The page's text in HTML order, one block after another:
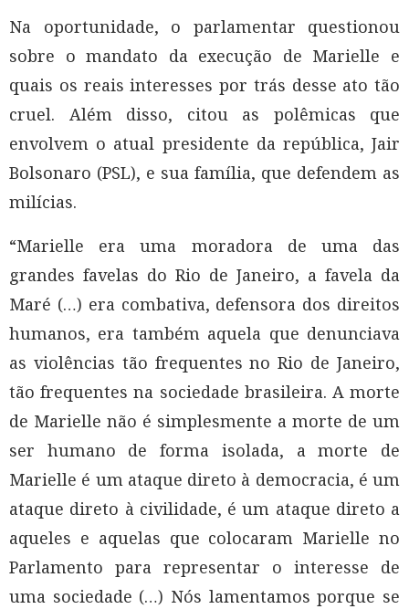
Na oportunidade, o parlamentar questionou
sobre o mandato da execução de Marielle e
quais os reais interesses por trás desse ato tão
cruel. Além disso, citou as polêmicas que
envolvem o atual presidente da república, Jair
Bolsonaro (PSL), e sua família, que defendem as
milícias.
“Marielle era uma moradora de uma das
grandes favelas do Rio de Janeiro, a favela da
Maré (…) era combativa, defensora dos direitos
humanos, era também aquela que denunciava
as violências tão frequentes no Rio de Janeiro,
tão frequentes na sociedade brasileira. A morte
de Marielle não é simplesmente a morte de um
ser humano de forma isolada, a morte de
Marielle é um ataque direto à democracia, é um
ataque direto à civilidade, é um ataque direto a
aqueles e aquelas que colocaram Marielle no
Parlamento para representar o interesse de
uma sociedade (…) Nós lamentamos porque se